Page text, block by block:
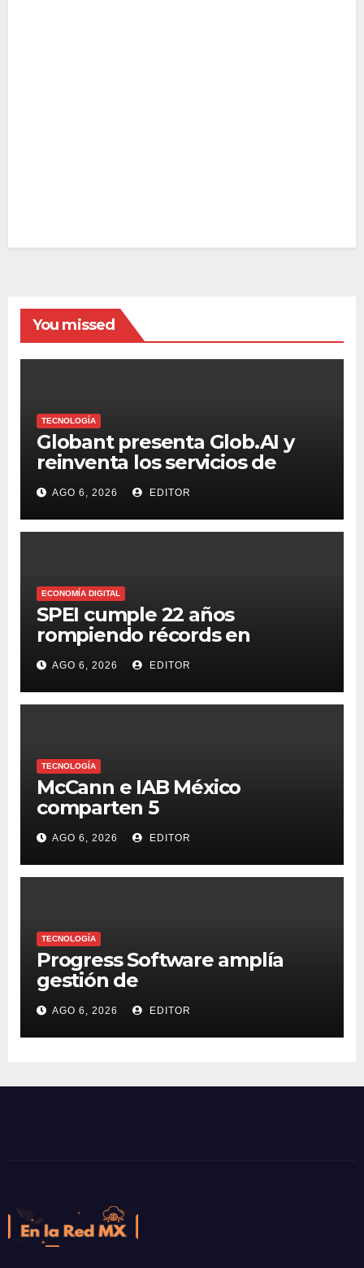
You missed
TECNOLOGÍA
Globant presenta Glob.AI y
reinventa los servicios de
tecnología para la era de la IA
AGO 6, 2026 EDITOR
ECONOMÍA DIGITAL
SPEI cumple 22 años
rompiendo récords en
transferencias y adopción
AGO 6, 2026 EDITOR
TECNOLOGÍA
McCann e IAB México
comparten 5
macrotendencias en la
industria del marketing y la
publicidad
AGO 6, 2026 EDITOR
TECNOLOGÍA
Progress Software amplía
gestión de
supercomputadoras de IA
NVIDIA DGX Spark con Chef
AGO 6, 2026 EDITOR